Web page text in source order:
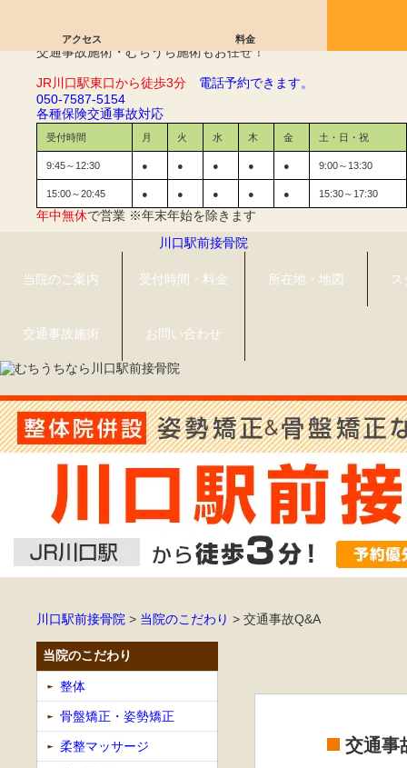
交通事故Q&A｜川口駅前接骨院
交通事故施術・むちうち施術もお任せ！
JR川口駅東口から徒歩3分 電話予約できます。
050-7587-5154
各種保険交通事故対応
受付時間 月 火 水 木 金 土・日・祝
9:45～12:30 ● ● ● ● ● 9:00～13:30
15:00～20:45 ● ● ● ● ● 15:30～17:30
年中無休で営業 ※年末年始を除きます
アクセス 料金
川口駅前接骨院
当院のご案内 受付時間・料金 所在地・地図
交通事故施術 お問い合わせ
川口駅前接骨院 > 当院のこだわり > 交通事故Q&A
交通事
当院のこだわり
整体
骨盤矯正・姿勢矯正
柔整マッサージ